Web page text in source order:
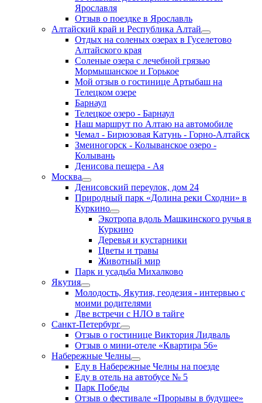
Ярославля
Отзыв о поездке в Ярославль
Алтайский край и Республика Алтай
Отдых на соленых озерах в Гуселетово
Алтайского края
Соленые озера с лечебной грязью
Мормышанское и Горькое
Мой отзыв о гостинице Артыбаш на
Телецком озере
Барнаул
Телецкое озеро - Барнаул
Наш маршрут по Алтаю на автомобиле
Чемал - Бирюзовая Катунь - Горно-Алтайск
Змеиногорск - Колыванское озеро -
Колывань
Денисова пещера - Ая
Москва
Денисовский переулок, дом 24
Природный парк «Долина реки Сходни» в
Куркино
Экотропа вдоль Машкинского ручья в
Куркино
Деревья и кустарники
Цветы и травы
Животный мир
Парк и усадьба Михалково
Якутия
Молодость, Якутия, геодезия - интервью с
моими родителями
Две встречи с НЛО в тайге
Санкт-Петербург
Отзыв о гостинице Виктория Лидваль
Отзыв о мини-отеле «Квартира 56»
Набережные Челны
Еду в Набережные Челны на поезде
Еду в отель на автобусе № 5
Парк Победы
Отзыв о фестивале «Прорывы в будущее»